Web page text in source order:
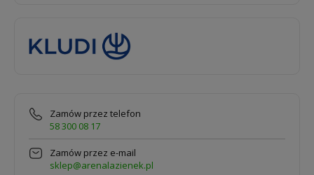
Zamów przez telefon
58 300 08 17
Zamów przez e-mail
sklep@arenalazienek.pl